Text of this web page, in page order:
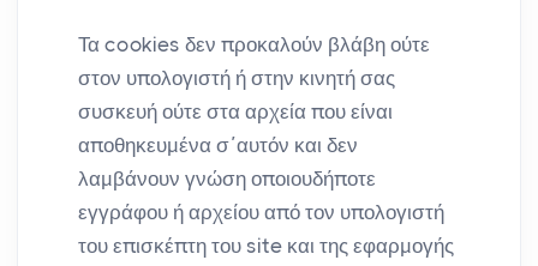
Τα cookies δεν προκαλούν βλάβη ούτε
στον υπολογιστή ή στην κινητή σας
συσκευή ούτε στα αρχεία που είναι
αποθηκευμένα σ΄αυτόν και δεν
λαμβάνουν γνώση οποιουδήποτε
εγγράφου ή αρχείου από τον υπολογιστή
του επισκέπτη του site και της εφαρμογής